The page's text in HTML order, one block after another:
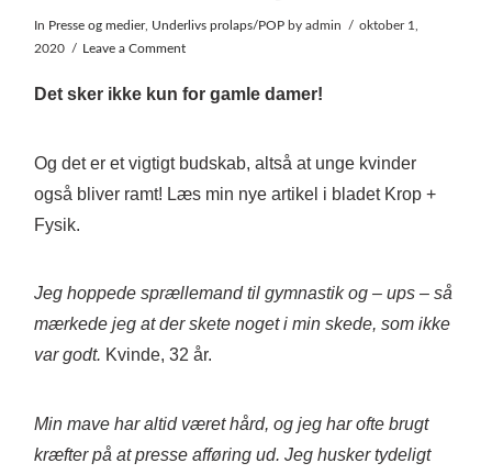
In Presse og medier, Underlivs prolaps/POP by admin
oktober 1,
2020
Leave a Comment
Det sker ikke kun for gamle damer!
Og det er et vigtigt budskab, altså at unge kvinder
også bliver ramt! Læs min nye artikel i bladet Krop +
Fysik.
Jeg hoppede sprællemand til gymnastik og – ups – så
mærkede jeg at der skete noget i min skede, som ikke
var godt. Kvinde, 32 år.
Min mave har altid været hård, og jeg har ofte brugt
kræfter påat presse afføring ud. Jeg husker tydeligt